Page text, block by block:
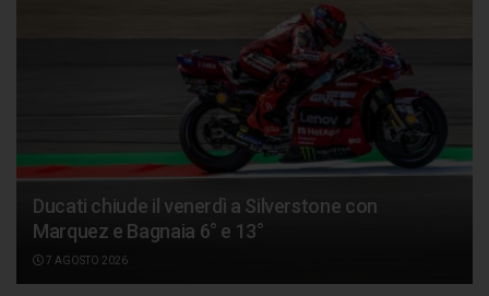
Ducati chiude il venerdì a Silverstone con
Marquez e Bagnaia 6° e 13°
7 AGOSTO 2026